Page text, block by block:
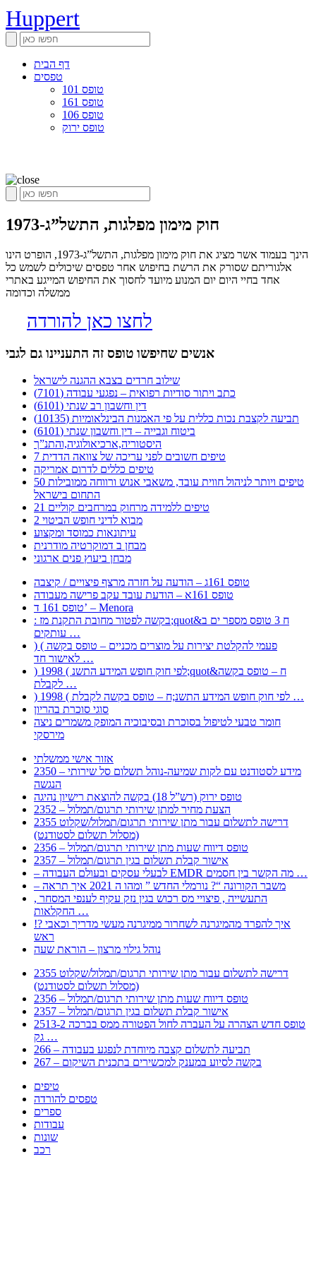
Huppert
דף הבית
טפסים
טופס 101
טופס 161
טופס 106
טופס ירוק
חוק מימון מפלגות, התשל”ג-1973
הינך בעמוד אשר מציג את חוק מימון מפלגות, התשל”ג-1973, הופרט הינו
אלגוריתם שסורק את הרשת בחיפוש אחר טפסים שיכולים לשמש כל
אחד בחיי היום יום המנוע מיועד לחסוך את החיפוש המייגע באתרי
ממשלה וכדומה
לחצו כאן להורדה
אנשים שחיפשו טופס זה התעניינו גם לגבי
שילוב חרדים בצבא ההגנה לישראל
כתב ויתור סודיות רפואית – נפגעי עבודה (7101)
דין וחשבון רב שנתי (6101)
תביעה לקצבת נכות כללית על פי האמנות הבינלאומיות (10135)
ביטוח וגבייה – דין וחשבון שנתי (6101)
היסטוריה,ארכיאולוגיה,והתנ”ך
7 טיפים חשובים לפני עריכה של צוואה הדדית
טיפים כללים לדרום אמריקה
50 טיפים ויותר לניהול חווית עובד, משאבי אנוש ורווחה ממובילות
התחום בישראל
21 טיפים ללמידה מרחוק במרחבים קוליים
מבוא לדיני חופש הביטוי 2
עיתונאות כמוסד ומקצוע
מבחן ב דמוקרטיה מודרנית
מבחן ביעוץ פנים ארגוני
טופס 161ג – הודעה על חזרה מרצף פיצויים / קיצבה
טופס 161א – הודעת עובד עקב פרישה מעבודה
טופס 161 ד’ – Menora
: בקשה לפטור מחובת התקנת מז;quot&ח 3 טופס מספר ים ב
עותקים …
) ( פעמי להקלטת יצירות על מוצרים מכניים – טופס בקשה
לאישור חד …
) 1998 ( לפי חוק חופש המידע התשנ;quot&ח – טופס בקשה
לקבלת …
) 1998 ( לפי חוק חופש המידע התשנ;ח – טופס בקשה לקבלת …
סוגי סוכרת בהריון
חומר טבעי לטיפול בסוכרת ובסיבוכיה המופק משמרים ניצה
מירסקי
אזור אישי ממשלתי
2350 – מידע לסטודנט עם לקות שמיעה-נוהל תשלום סל שירותי
הנגשה
טופס ירוק (רש”ל 18) בקשה להוצאת רישיון נהיגה
2352 – הצעת מחיר למתן שירותי תרגום/תמלול
2355 דרישה לתשלום עבור מתן שירותי תרגום/תמלול/שקלוט
(מסלול תשלום לסטודנט)
2356 – טופס דיווח שעות מתן שירותי תרגום/תמלול
2357 – אישור קבלת תשלום בגין תרגום/תמלול
– לבעלי עסקים ובעולם העבודה EMDR מה הקשר בין חסמים …
– משבר הקורונה “? נורמלי החדש ” ומהו ה 2021 איך תראה
, התעשייה , פיצויי מס רכוש בגין נזק עקיף לענפי המסחר
החקלאות …
!? איך להפרד מהמיגרנה לשחרור ממיגרנה מעשי מדריך וכאבי
ראש
נוהל גילוי מרצון – הוראת שעה
2355 דרישה לתשלום עבור מתן שירותי תרגום/תמלול/שקלוט
(מסלול תשלום לסטודנט)
2356 – טופס דיווח שעות מתן שירותי תרגום/תמלול
2357 – אישור קבלת תשלום בגין תרגום/תמלול
2513-2 טופס חדש הצהרה על העברה לחול הפטורה ממס בברכה
גק …
266 – תביעה לתשלום קצבה מיוחדת לנפגע בעבודה
267 – בקשה לסיוע במענק למכשירים בתכנית השיקום
טיפים
טפסים להורדה
ספרים
עבודות
שונות
רכב